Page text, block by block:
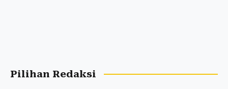
Pilihan Redaksi